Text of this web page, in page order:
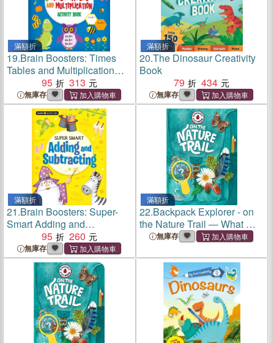
滿額折
19.Brain Boosters: Times
Tables and Multiplication
Activity Book
95 313
無庫存
滿額折
20.The Dinosaur Creativity
Book
79
434
無庫存
滿額折
21.Brain Boosters: Super-
Smart Adding and
Subtracting
95 260
無庫存
滿額折
22.Backpack Explorer - on
the Nature Trail ― What Will
You Find?
無庫存